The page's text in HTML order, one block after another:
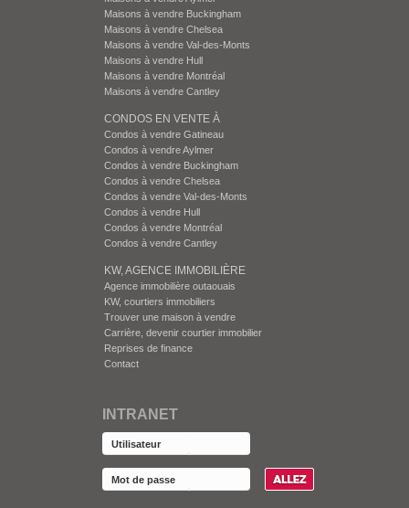
Maisons à vendre Buckingham
Maisons à vendre Chelsea
Maisons à vendre Val-des-Monts
Maisons à vendre Hull
Maisons à vendre Montréal
Maisons à vendre Cantley
CONDOS EN VENTE À
Condos à vendre Gatineau
Condos à vendre Aylmer
Condos à vendre Buckingham
Condos à vendre Chelsea
Condos à vendre Val-des-Monts
Condos à vendre Hull
Condos à vendre Montréal
Condos à vendre Cantley
KW, AGENCE IMMOBILIÈRE
Agence immobilière outaouais
KW, courtiers immobiliers
Trouver une maison à vendre
Carrière, devenir courtier immobilier
Reprises de finance
Contact
INTRANET